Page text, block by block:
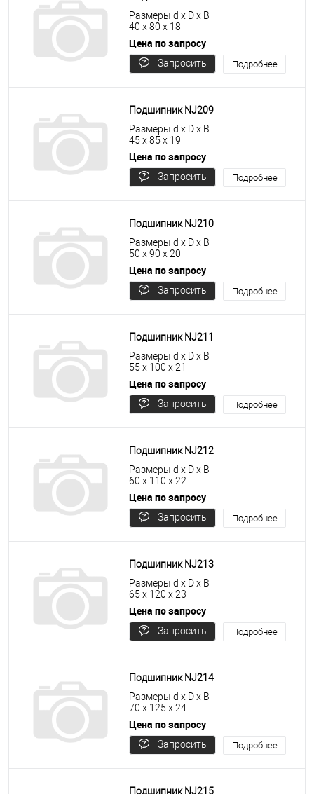
Размеры d x D x B
40 x 80 x 18
Цена по запросу
Запросить
Подробнее
Подшипник NJ209
Размеры d x D x B
45 x 85 x 19
Цена по запросу
Запросить
Подробнее
Подшипник NJ210
Размеры d x D x B
50 x 90 x 20
Цена по запросу
Запросить
Подробнее
Подшипник NJ211
Размеры d x D x B
55 x 100 x 21
Цена по запросу
Запросить
Подробнее
Подшипник NJ212
Размеры d x D x B
60 x 110 x 22
Цена по запросу
Запросить
Подробнее
Подшипник NJ213
Размеры d x D x B
65 x 120 x 23
Цена по запросу
Запросить
Подробнее
Подшипник NJ214
Размеры d x D x B
70 x 125 x 24
Цена по запросу
Запросить
Подробнее
Подшипник NJ215